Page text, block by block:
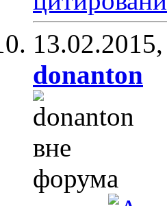
13.02.2015,
donanton